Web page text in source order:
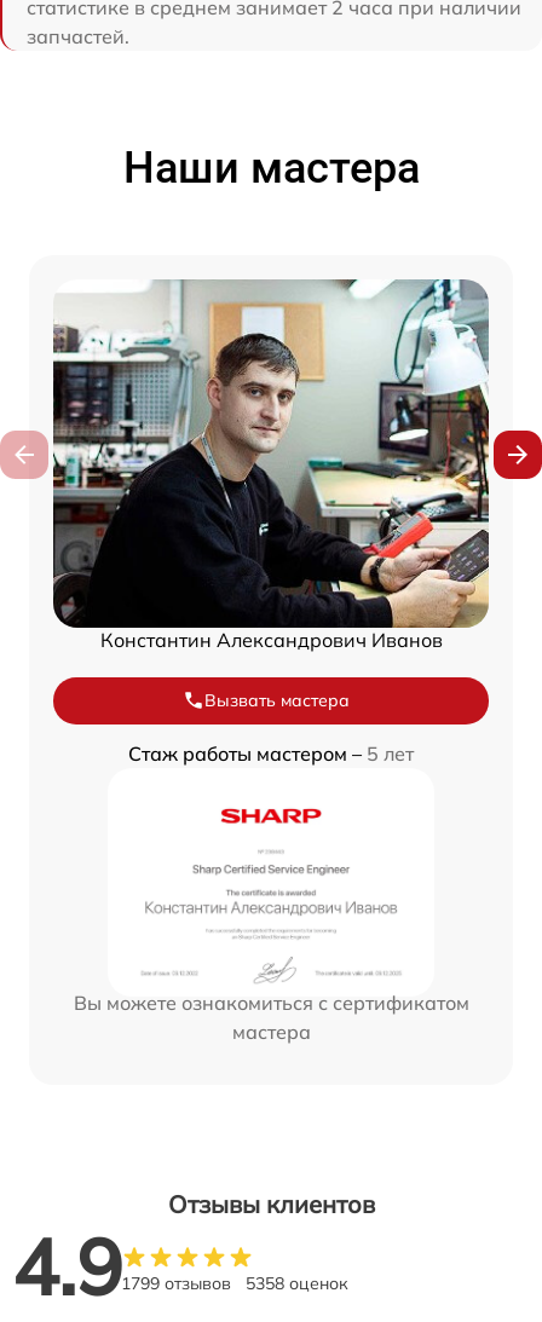
статистике в среднем занимает 2 часа при наличии
запчастей.
Наши мастера
Константин Александрович Иванов
Вызвать мастера
Стаж работы мастером – 5 лет
Вы можете ознакомиться с сертификатом
мастера
Отзывы клиентов
4.91799 отзывов 5358 оценок